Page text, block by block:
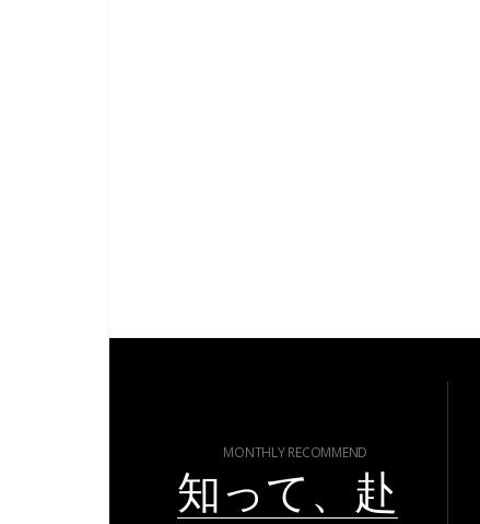
MONTHLY RECOMMEND
知って、赴